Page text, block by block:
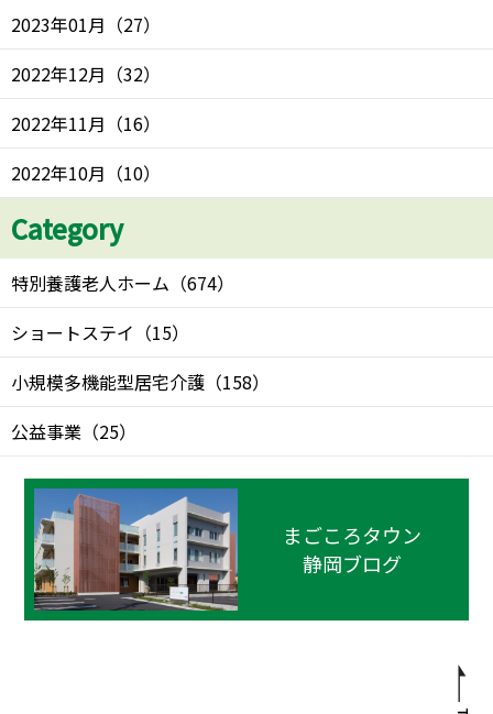
2023年01月 （27）
2022年12月 （32）
2022年11月 （16）
2022年10月 （10）
Category
特別養護老人ホーム （674）
ショートステイ （15）
小規模多機能型居宅介護 （158）
公益事業 （25）
まごころタウン
静岡ブログ